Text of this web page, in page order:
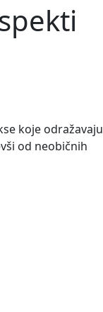
koje odražavaju
od neobičnih